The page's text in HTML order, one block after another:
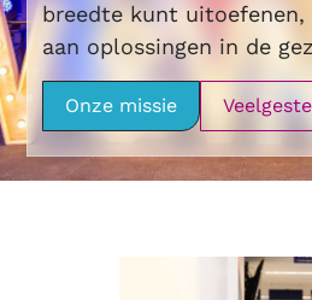
breedte kunt
aan oplossingen in de
Onze missie